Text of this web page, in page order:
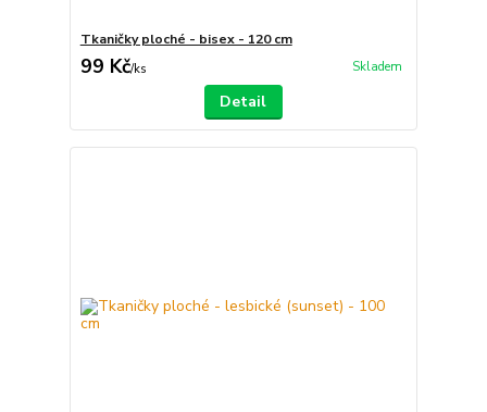
Tkaničky ploché - bisex - 120 cm
99 Kč/ks Skladem
Detail